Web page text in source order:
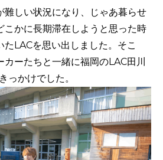
難しい状況になり、じゃあ暮らせ
こかに長期滞在しようと思った時
たLACを思い出しました。そこ
ーたちと一緒に福岡のLAC田川
っかけでした。